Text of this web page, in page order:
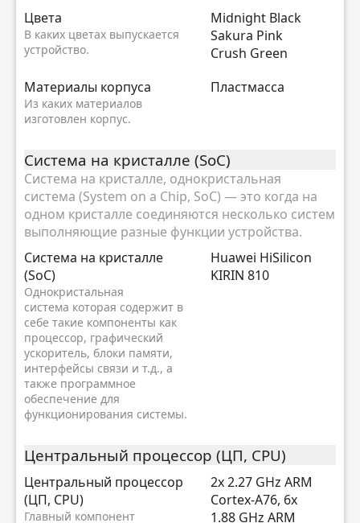
Цвета
В каких цветах выпускается
устройство.
Midnight Black
Sakura Pink
Crush Green
Материалы корпуса
Из каких материалов
изготовлен корпус.
Пластмасса
Система на кристалле (SoC)
Система на кристалле, однокристальная
система (System on a Chip, SoC) — это когда на
одном кристалле соединяются несколько систем
выполняющие разные функции устройства.
Система на кристалле
(SoC)
Однокристальная
система которая содержит в
себе такие компоненты как
процессор, графический
ускоритель, блоки памяти,
интерфейсы связи и т.д., а
также программное
обеспечение для
функционирования системы.
Huawei HiSilicon
KIRIN 810
Центральный процессор (ЦП, CPU)
Центральный процессор
(ЦП, CPU)
Главный компонент
2x 2.27 GHz ARM
Cortex-A76, 6x
1.88 GHz ARM